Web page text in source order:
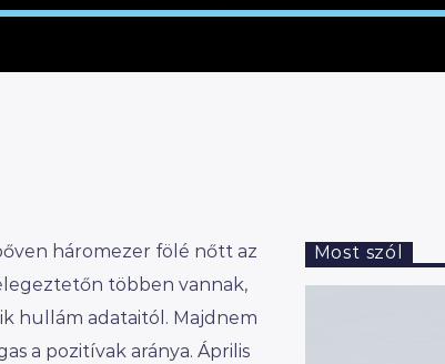
háromezer fölé nőtt az
többen vannak,
hullám adataitól. Majdnem
a pozitívak aránya. Április
Most szól